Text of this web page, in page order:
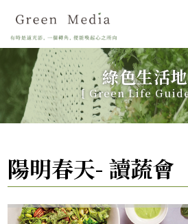
綠色生活
[ Green Life
陽明春天- 讀蔬會